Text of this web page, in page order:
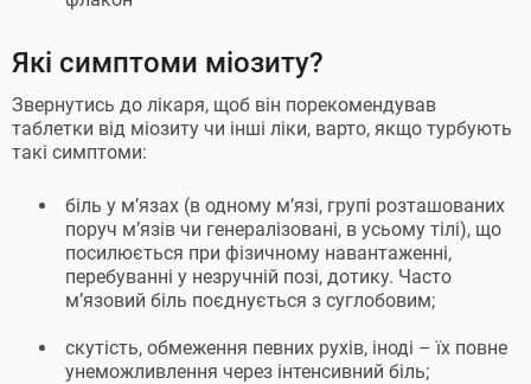
Які симптоми міозиту?
Звернутись до лікаря, щоб він порекомендував
таблетки від міозиту чи інші ліки, варто, якщо турбують
такі симптоми:
біль у м’язах (в одному м’язі, групі розташованих
поруч м’язів чи генералізовані, в усьому тілі), що
посилюється при фізичному навантаженні,
перебуванні у незручній позі, дотику. Часто
м’язовий біль поєднується з суглобовим;
скутість, обмеження певних рухів, іноді – їх повне
унеможливлення через інтенсивний біль;